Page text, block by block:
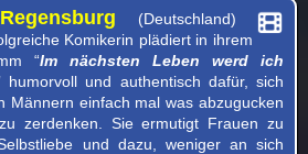
(Deutschland)
Komikerin plädiert in ihrem
“Im nächsten Leben werd ich
humorvoll und authentisch dafür, sich
Männern einfach mal was abzugucken
zerdenken. Sie ermutigt Frauen zu
und dazu, weniger an sich